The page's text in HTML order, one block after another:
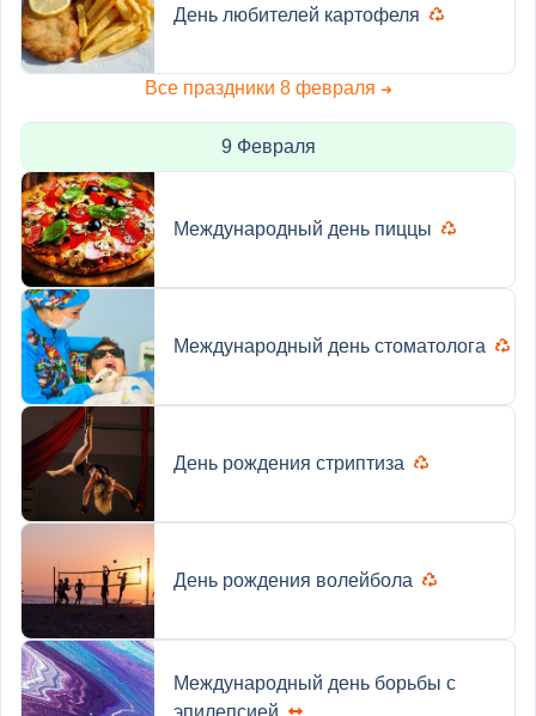
День любителей картофеля
Все праздники 8 февраля ➜
9 Февраля
Международный день пиццы
Международный день стоматолога
День рождения стриптиза
День рождения волейбола
Международный день борьбы с
эпилепсией